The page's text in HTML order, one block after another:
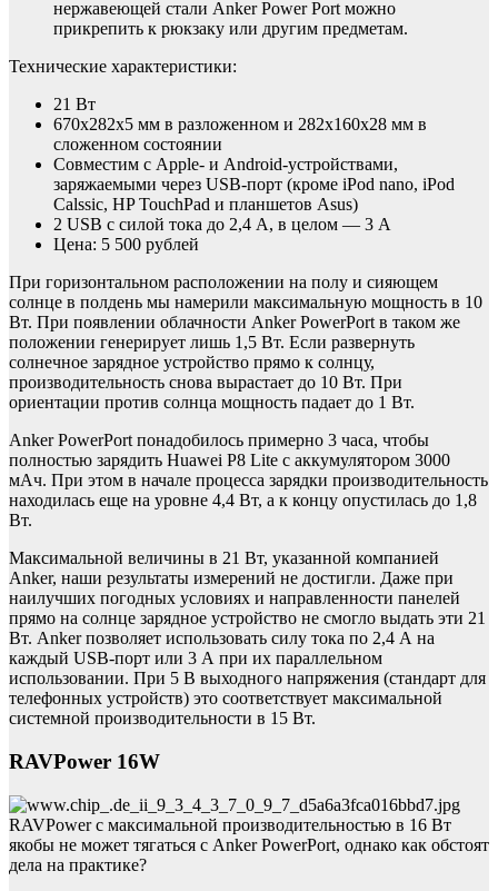
нержавеющей стали Anker Power Port можно
прикрепить к рюкзаку или другим предметам.
Технические характеристики:
21 Вт
670х282х5 мм в разложенном и 282х160х28 мм в
сложенном состоянии
Совместим с Apple- и Android-устройствами,
заряжаемыми через USB-порт (кроме iPod nano, iPod
Calssic, HP TouchPad и планшетов Asus)
2 USB с силой тока до 2,4 А, в целом — 3 А
Цена: 5 500 рублей
При горизонтальном расположении на полу и сияющем
солнце в полдень мы намерили максимальную мощность в 10
Вт. При появлении облачности Anker PowerPort в таком же
положении генерирует лишь 1,5 Вт. Если развернуть
солнечное зарядное устройство прямо к солнцу,
производительность снова вырастает до 10 Вт. При
ориентации против солнца мощность падает до 1 Вт.
Anker PowerPort понадобилось примерно 3 часа, чтобы
полностью зарядить Huawei P8 Lite с аккумулятором 3000
мАч. При этом в начале процесса зарядки производительность
находилась еще на уровне 4,4 Вт, а к концу опустилась до 1,8
Вт.
Максимальной величины в 21 Вт, указанной компанией
Anker, наши результаты измерений не достигли. Даже при
наилучших погодных условиях и направленности панелей
прямо на солнце зарядное устройство не смогло выдать эти 21
Вт. Anker позволяет использовать силу тока по 2,4 А на
каждый USB-порт или 3 А при их параллельном
использовании. При 5 В выходного напряжения (стандарт для
телефонных устройств) это соответствует максимальной
системной производительности в 15 Вт.
RAVPower 16W
RAVPower с максимальной производительностью в 16 Вт
якобы не может тягаться с Anker PowerPort, однако как обстоят
дела на практике?